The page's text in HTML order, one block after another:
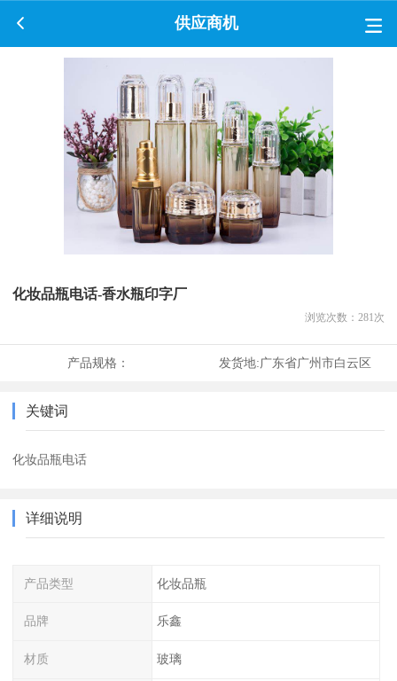
供应商机
化妆品瓶电话-香水瓶印字厂
浏览次数： 281 次
产品规格： 发货地:广东省广州市白云区
关键词
化妆品瓶电话
详细说明
产品类型 化妆品瓶
品牌 乐鑫
材质 玻璃